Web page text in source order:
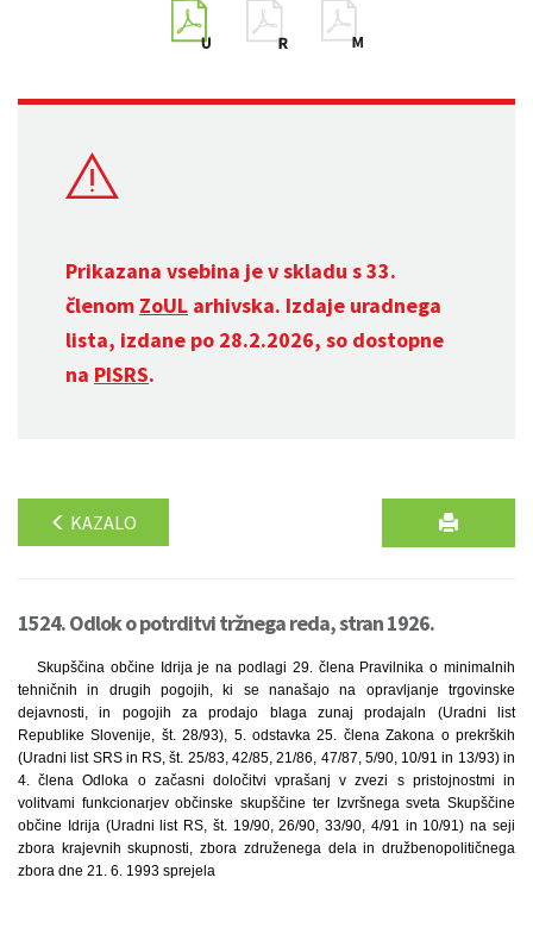
Prikazana vsebina je v skladu s 33.
členom ZoUL arhivska. Izdaje uradnega
lista, izdane po 28.2.2026, so dostopne
na PISRS.
KAZALO
1524. Odlok o potrditvi tržnega reda, stran 1926.
Skupščina občine Idrija je na podlagi 29. člena Pravilnika o minimalnih
tehničnih in drugih pogojih, ki se nanašajo na opravljanje trgovinske
dejavnosti, in pogojih za prodajo blaga zunaj prodajaln (Uradni list
Republike Slovenije, št. 28/93), 5. odstavka 25. člena Zakona o prekrških
(Uradni list SRS in RS, št. 25/83, 42/85, 21/86, 47/87, 5/90, 10/91 in 13/93) in
4. člena Odloka o začasni določitvi vprašanj v zvezi s pristojnostmi in
volitvami funkcionarjev občinske skupščine ter Izvršnega sveta Skupščine
občine Idrija (Uradni list RS, št. 19/90, 26/90, 33/90, 4/91 in 10/91) na seji
zbora krajevnih skupnosti, zbora združenega dela in družbenopolitičnega
zbora dne 21. 6. 1993 sprejela